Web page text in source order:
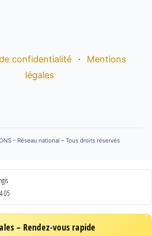
confidentialité ·
Mentions
légales
– Réseau national – Tous droits réservés
05
– Rendez-vous rapide